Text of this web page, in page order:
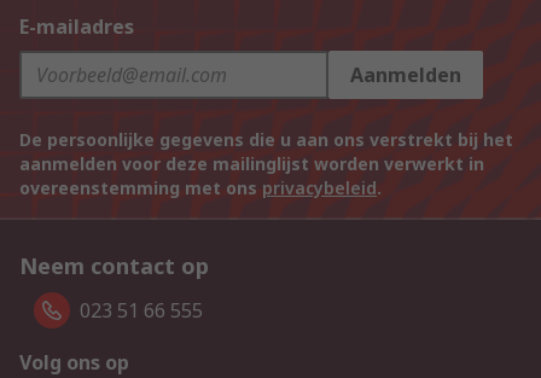
E-mailadres
Aanmelden
De persoonlijke gegevens die u aan ons verstrekt bij het
aanmelden voor deze mailinglijst worden verwerkt in
overeenstemming met ons privacybeleid.
Neem contact op
023 51 66 555
Volg ons op